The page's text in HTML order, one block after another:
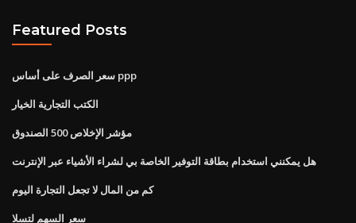
Featured Posts
سعر الصرف على أساس ppp
الكتب التجارية الخيار
مؤشر الإخلاص 500 الصندوق
هل يمكنني استخدام بطاقة التوفير الخاصة بي لشراء الأشياء عبر الإنترنت
كم من المال لا تجعل التجارة اليوم
سعر السهم لتسلا